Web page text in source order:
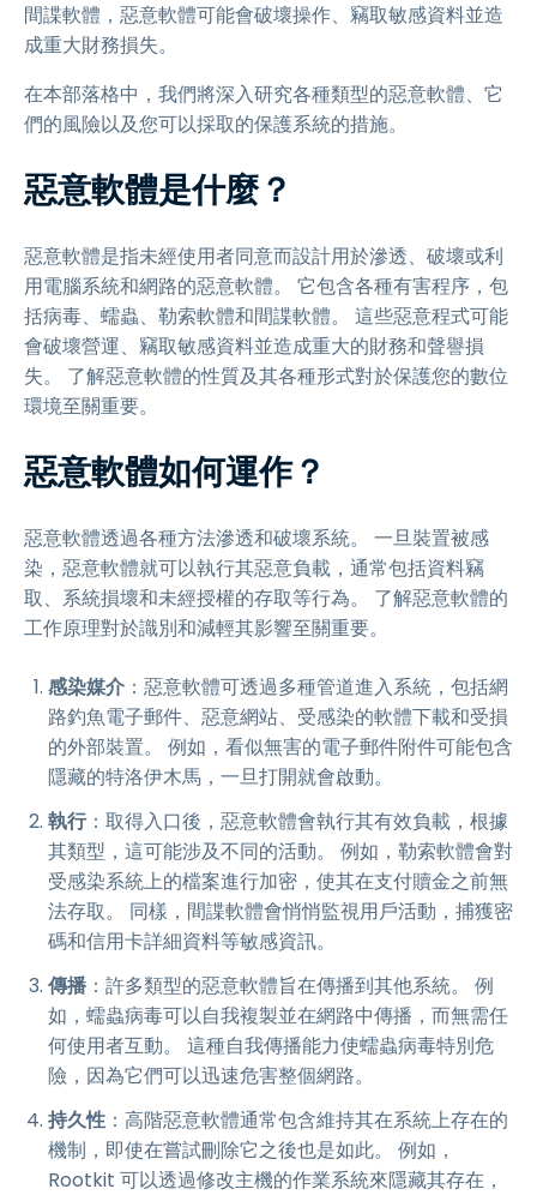
間諜軟體，惡意軟體可能會破壞操作、竊取敏感資料並造
成重大財務損失。
在本部落格中，我們將深入研究各種類型的惡意軟體、它
們的風險以及您可以採取的保護系統的措施。
惡意軟體是什麼？
惡意軟體是指未經使用者同意而設計用於滲透、破壞或利
用電腦系統和網路的惡意軟體。 它包含各種有害程序，包
括病毒、蠕蟲、勒索軟體和間諜軟體。 這些惡意程式可能
會破壞營運、竊取敏感資料並造成重大的財務和聲譽損
失。 了解惡意軟體的性質及其各種形式對於保護您的數位
環境至關重要。
惡意軟體如何運作？
惡意軟體透過各種方法滲透和破壞系統。 一旦裝置被感
染，惡意軟體就可以執行其惡意負載，通常包括資料竊
取、系統損壞和未經授權的存取等行為。 了解惡意軟體的
工作原理對於識別和減輕其影響至關重要。
感染媒介 ：惡意軟體可透過多種管道進入系統，包括網
路釣魚電子郵件、惡意網站、受感染的軟體下載和受損
的外部裝置。 例如，看似無害的電子郵件附件可能包含
隱藏的特洛伊木馬，一旦打開就會啟動。
執行：取得入口後，惡意軟體會執行其有效負載，根據
其類型，這可能涉及不同的活動。 例如，勒索軟體會對
受感染系統上的檔案進行加密，使其在支付贖金之前無
法存取。 同樣，間諜軟體會悄悄監視用戶活動，捕獲密
碼和信用卡詳細資料等敏感資訊。
傳播 ：許多類型的惡意軟體旨在傳播到其他系統。 例
如，蠕蟲病毒可以自我複製並在網路中傳播，而無需任
何使用者互動。 這種自我傳播能力使蠕蟲病毒特別危
險，因為它們可以迅速危害整個網路。
持久性 ：高階惡意軟體通常包含維持其在系統上存在的
機制，即使在嘗試刪除它之後也是如此。 例如，
Rootkit 可以透過修改主機的作業系統來隱藏其存在，